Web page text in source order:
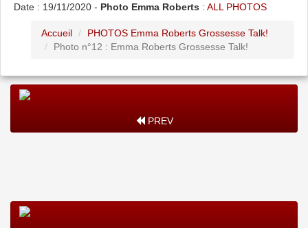
Date : 19/11/2020 - Photo Emma Roberts : ALL PHOTOS
Accueil
PHOTOS Emma Roberts Grossesse Talk!
Photo n°12 : Emma Roberts Grossesse Talk!
PREV